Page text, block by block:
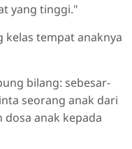
yang tinggi."
kelas tempat anaknya
bilang: sebesar-
seorang anak dari
dosa anak kepada